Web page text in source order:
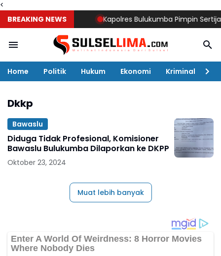
<
BREAKING NEWS
Kapolres Bulukumba Pimpin Sertijab
Home Politik Hukum Ekonomi Kriminal
Dkkp
Bawaslu
Diduga Tidak Profesional, Komisioner
Bawaslu Bulukumba Dilaporkan ke DKPP
Oktober 23, 2024
Muat lebih banyak